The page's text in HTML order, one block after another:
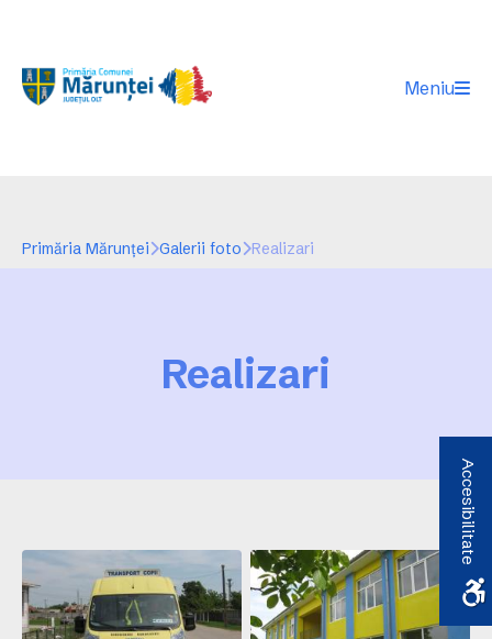
Meniu
Primăria Mărunței Galerii foto Realizari
Realizari
Accesibilitate